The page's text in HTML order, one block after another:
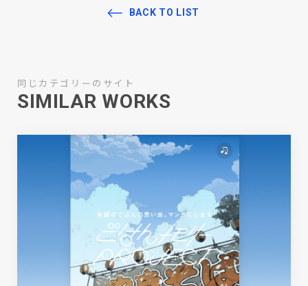
BACK TO LIST
同じカテゴリーのサイト
SIMILAR WORKS